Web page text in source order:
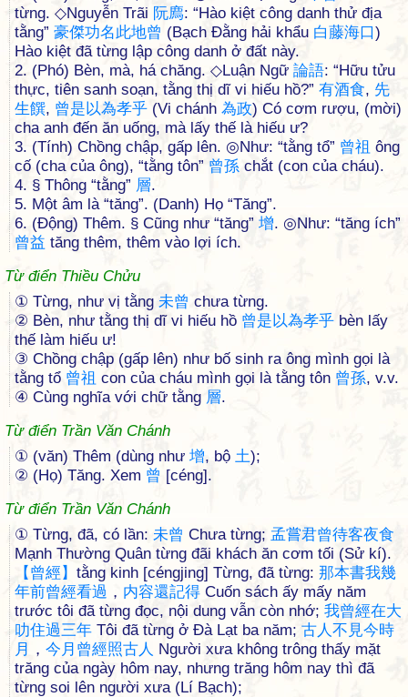
từng. ◇Nguyễn Trãi 阮廌: “Hào kiệt công danh thử địa
tằng” 豪傑功名此地曾 (Bạch Đằng hải khẩu 白藤海口)
Hào kiệt đã từng lập công danh ở đất này.
2. (Phó) Bèn, mà, há chăng. ◇Luận Ngữ 論語: “Hữu tửu
thực, tiên sanh soạn, tằng thị dĩ vi hiếu hồ?” 有酒食, 先
生饌, 曾是以為孝乎 (Vi chánh 為政) Có cơm rượu, (mời)
cha anh đến ăn uống, mà lấy thế là hiếu ư?
3. (Tính) Chồng chập, gấp lên. ◎Như: “tằng tổ” 曾祖 ông
cố (cha của ông), “tằng tôn” 曾孫 chắt (con của cháu).
4. § Thông “tằng” 層.
5. Một âm là “tăng”. (Danh) Họ “Tăng”.
6. (Động) Thêm. § Cũng như “tăng” 增. ◎Như: “tăng ích”
曾益 tăng thêm, thêm vào lợi ích.
Từ điển Thiều Chửu
① Từng, như vị tằng 未曾 chưa từng.
② Bèn, như tằng thị dĩ vi hiếu hồ 曾是以為孝乎 bèn lấy
thế làm hiếu ư!
③ Chồng chập (gấp lên) như bố sinh ra ông mình gọi là
tằng tổ 曾祖 con của cháu mình gọi là tằng tôn 曾孫, v.v.
④ Cùng nghĩa với chữ tằng 層.
Từ điển Trần Văn Chánh
① (văn) Thêm (dùng như 增, bộ 土);
② (Họ) Tăng. Xem 曾 [céng].
Từ điển Trần Văn Chánh
① Từng, đã, có lần: 未曾 Chưa từng; 孟嘗君曾待客夜食
Mạnh Thường Quân từng đãi khách ăn cơm tối (Sử kí).
【 曾經 】 tằng kinh [céngjing] Từng, đã từng: 那本書我幾
年前曾經看過 ， 内容還記得 Cuốn sách ấy mấy năm
trước tôi đã từng đọc, nội dung vẫn còn nhớ; 我曾經在大
叻住過三年 Tôi đã từng ở Đà Lạt ba năm; 古人不 見今時
月
， 今 月 曾經照古人 Người xưa không trông thấy mặt
trăng của ngày hôm nay, nhưng trăng hôm nay thì đã
từng soi lên người xưa (Lí Bạch);